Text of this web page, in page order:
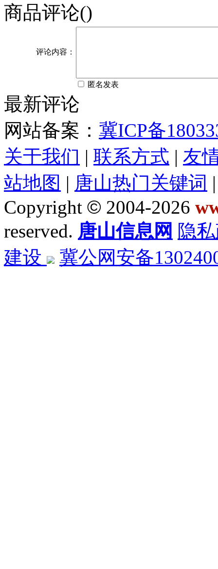
商品评论()
评论内容：
匿名发表
最新评论
网站备案： 冀ICP备
关于我们 | 联系方式 | 友
站地图 | 唐山热门关键词
Copyright © 2004-2026
reserved. 唐山信息网 隐
建设
冀公网安备